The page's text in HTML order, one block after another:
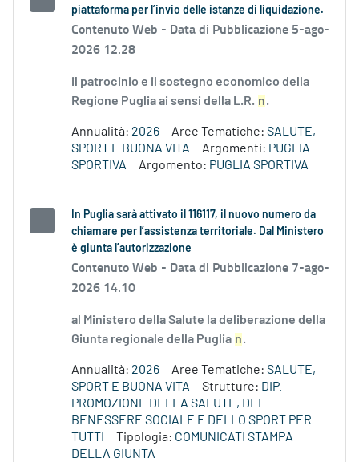
piattaforma per l’invio delle istanze di liquidazione.
Contenuto Web - Data di Pubblicazione 5-ago-
2026 12.28
il patrocinio e il sostegno economico della
Regione Puglia ai sensi della L.R. n.
Annualità: 2026 Aree Tematiche: SALUTE,
SPORT E BUONA VITA
Argomenti: PUGLIA
SPORTIVA
Argomento: PUGLIA SPORTIVA
In Puglia sarà attivato il 116117, il nuovo numero da
chiamare per l’assistenza territoriale. Dal Ministero
è giunta l’autorizzazione
Contenuto Web - Data di Pubblicazione 7-ago-
2026 14.10
al Ministero della Salute la deliberazione della
Giunta regionale della Puglia n.
Annualità: 2026 Aree Tematiche: SALUTE,
SPORT E BUONA VITA
Strutture: DIP.
PROMOZIONE DELLA SALUTE, DEL
BENESSERE SOCIALE E DELLO SPORT PER
TUTTI
Tipologia: COMUNICATI STAMPA
DELLA GIUNTA